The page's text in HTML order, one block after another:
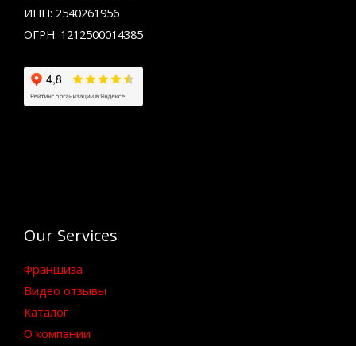
ИНН: 2540261956
ОГРН: 1212500014385
Our Services
Франшиза
Видео отзывы
Каталог
О компании